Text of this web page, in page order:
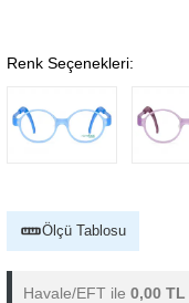
Renk Seçenekleri:
Ölçü Tablosu
Havale/EFT ile 0,00 TL